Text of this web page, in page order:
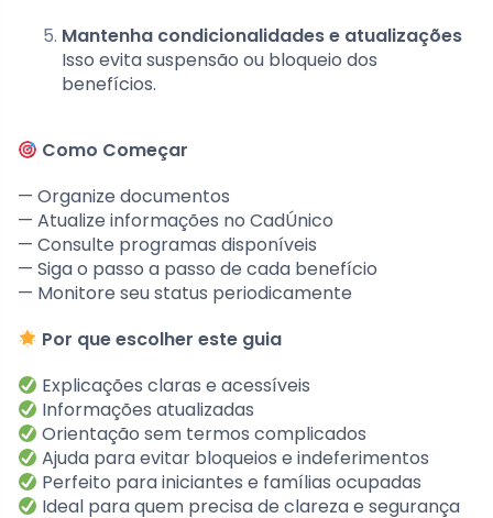
Mantenha condicionalidades e atualizações
Isso evita suspensão ou bloqueio dos
benefícios.
Como Começar
— Organize documentos
— Atualize informações no CadÚnico
— Consulte programas disponíveis
— Siga o passo a passo de cada benefício
— Monitore seu status periodicamente
Por que escolher este guia
Explicações claras e acessíveis
Informações atualizadas
Orientação sem termos complicados
Ajuda para evitar bloqueios e indeferimentos
Perfeito para iniciantes e famílias ocupadas
Ideal para quem precisa de clareza e segurança